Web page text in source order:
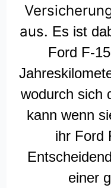
aus. Es ist
Ford F-
wodurch sich
kann wenn
ihr Ford
einer